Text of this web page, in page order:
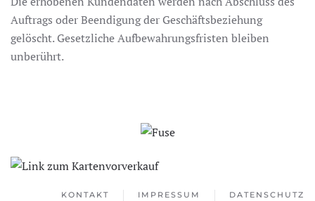
Auftrags oder Beendigung der Geschäftsbeziehung
gelöscht. Gesetzliche Aufbewahrungsfristen bleiben
unberührt.
KONTAKT IMPRESSUM DATENSCHUTZ